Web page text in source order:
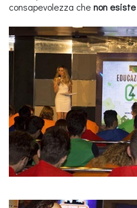
consapevolezza chenon